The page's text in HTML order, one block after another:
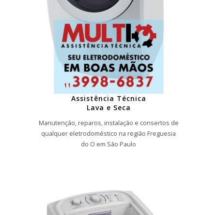
Assistência Técnica
Lava e Seca
Manutenção, reparos, instalação e consertos de
qualquer eletrodoméstico na região Freguesia
do O em São Paulo